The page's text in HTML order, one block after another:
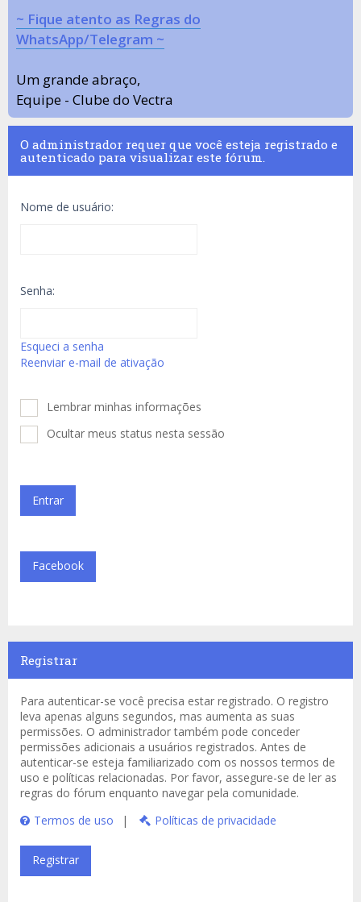
~ Fique atento as Regras do
WhatsApp/Telegram ~
Um grande abraço,
Equipe - Clube do Vectra
O administrador requer que você esteja registrado e
autenticado para visualizar este fórum.
Nome de usuário:
Senha:
Esqueci a senha
Reenviar e-mail de ativação
Lembrar minhas informações
Ocultar meus status nesta sessão
Facebook
Registrar
Para autenticar-se você precisa estar registrado. O registro
leva apenas alguns segundos, mas aumenta as suas
permissões. O administrador também pode conceder
permissões adicionais a usuários registrados. Antes de
autenticar-se esteja familiarizado com os nossos termos de
uso e políticas relacionadas. Por favor, assegure-se de ler as
regras do fórum enquanto navegar pela comunidade.
Termos de uso
| Políticas de privacidade
Registrar